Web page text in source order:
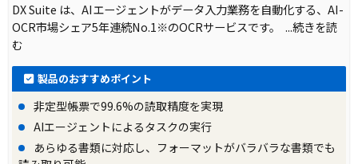
DX Suite は、AIエージェントがデータ入力業務を自動化する、AI-
OCR市場シェア5年連続No.1※のOCRサービスです。...続きを読
む
製品のおすすめポイント
非定型帳票で99.6%の読取精度を実現
AIエージェントによるタスクの実行
あらゆる書類に対応し、フォーマットがバラバラな書類でも